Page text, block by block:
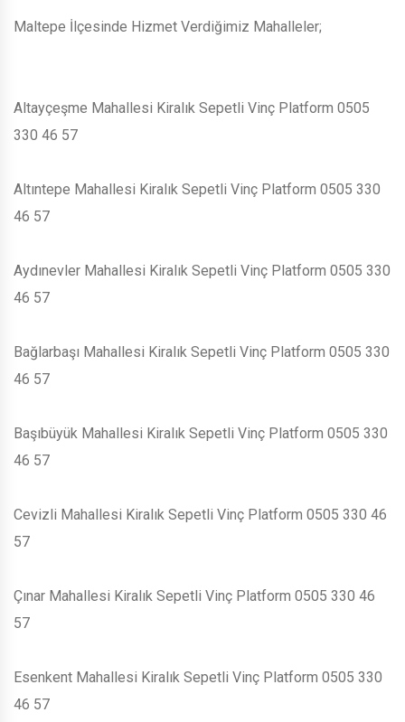
Maltepe İlçesinde Hizmet Verdiğimiz Mahalleler;
Altayçeşme Mahallesi Kiralık Sepetli Vinç Platform 0505
330 46 57
Altıntepe Mahallesi Kiralık Sepetli Vinç Platform 0505 330
46 57
Aydınevler Mahallesi Kiralık Sepetli Vinç Platform 0505 330
46 57
Bağlarbaşı Mahallesi Kiralık Sepetli Vinç Platform 0505 330
46 57
Başıbüyük Mahallesi Kiralık Sepetli Vinç Platform 0505 330
46 57
Cevizli Mahallesi Kiralık Sepetli Vinç Platform 0505 330 46
57
Çınar Mahallesi Kiralık Sepetli Vinç Platform 0505 330 46
57
Esenkent Mahallesi Kiralık Sepetli Vinç Platform 0505 330
46 57